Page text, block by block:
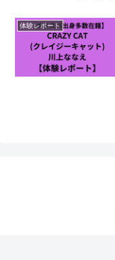
体験レポート